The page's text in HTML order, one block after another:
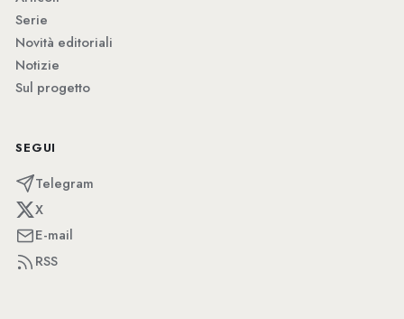
Serie
Novità editoriali
Notizie
Sul progetto
SEGUI
Telegram
X
E-mail
RSS